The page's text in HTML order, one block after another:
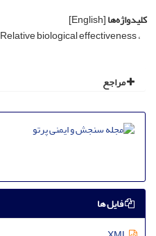
کلیدواژه‌ها[English]
Relative biological effectiveness
مراجع
فایل ها